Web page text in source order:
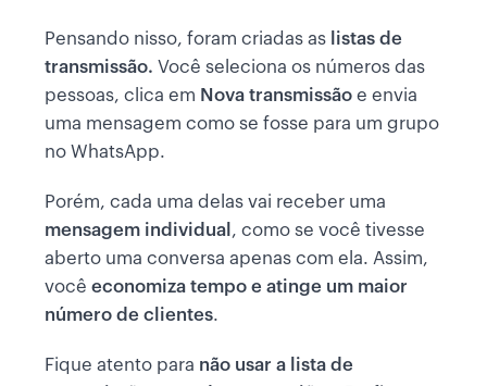
Pensando nisso, foram criadas as listas de
transmissão. Você seleciona os números das
pessoas, clica em Nova transmissão e envia
uma mensagem como se fosse para um grupo
no WhatsApp.
Porém, cada uma delas vai receber uma
mensagem individual , como se você tivesse
aberto uma conversa apenas com ela. Assim,
você economiza tempo e atinge um maior
número de clientes.
Fique atento para não usar a lista de